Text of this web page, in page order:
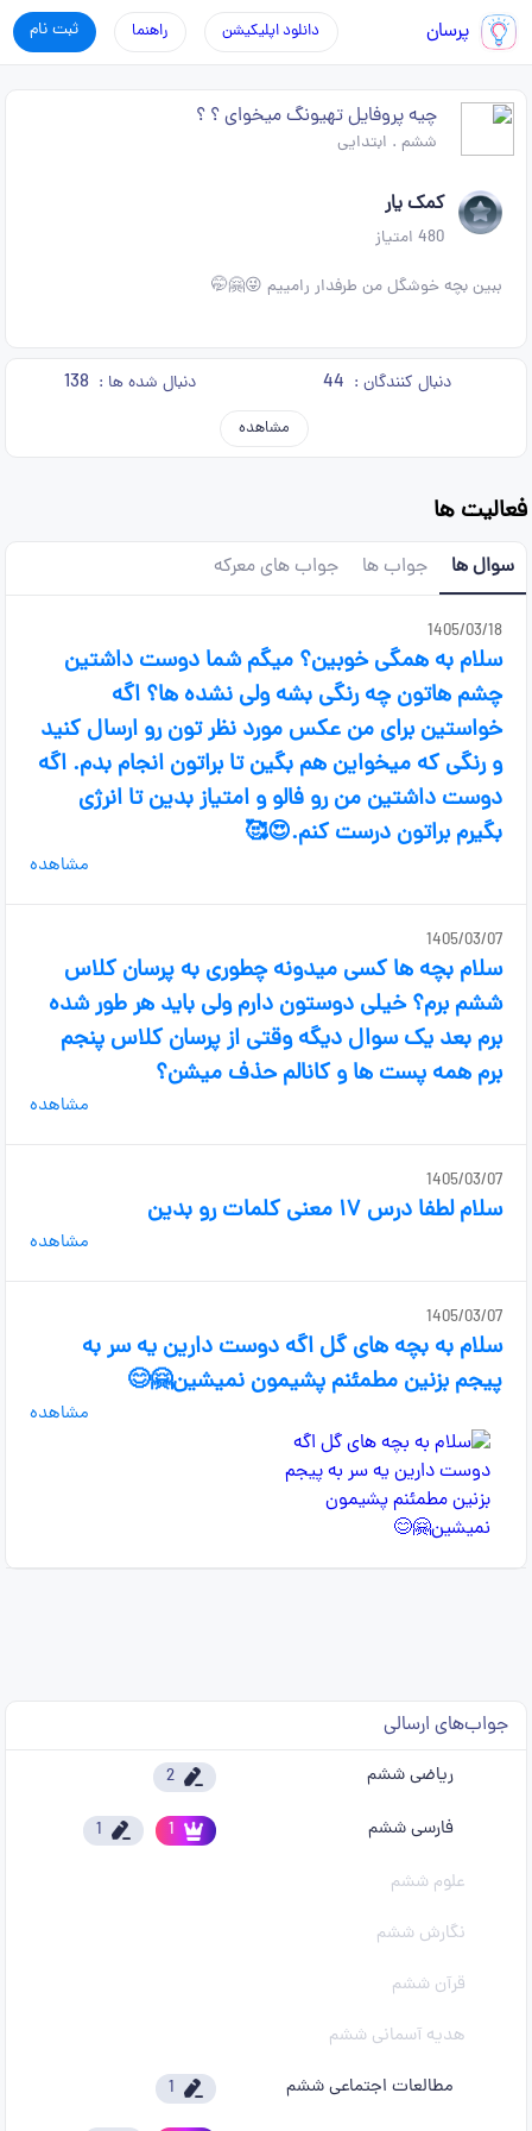
پرسان ثبت نام راهنما دانلود اپلیکیشن
چیه پروفایل تهیونگ میخوای ؟ ؟
ششم . ابتدایی
کمک یار
480 امتیاز
ببین بچه خوشگل من طرفدار رامییم 😜🤗🤭
دنبال کنندگان : 44 دنبال شده ها : 138
مشاهده
فعالیت ها
سوال ها جواب ها جواب های معرکه
1405/03/18
سلام به همگی خوبین؟ میگم شما دوست داشتین
چشم هاتون چه رنگی بشه ولی نشده ها؟ اگه
خواستین برای من عکس مورد نظر تون رو ارسال کنید
و رنگی که میخواین هم بگین تا براتون انجام بدم. اگه
دوست داشتین من رو فالو و امتیاز بدین تا انرژی
بگیرم براتون درست کنم.😍🥰
مشاهده
1405/03/07
سلام بچه ها کسی میدونه چطوری به پرسان کلاس
ششم برم؟ خیلی دوستون دارم ولی باید هر طور شده
برم بعد یک سوال دیگه وقتی از پرسان کلاس پنجم
برم همه پست ها و کانالم حذف میشن؟
مشاهده
1405/03/07
سلام لطفا درس ۱۷ معنی کلمات رو بدین
مشاهده
1405/03/07
سلام به بچه های گل اگه دوست دارین یه سر به
پیجم بزنین مطمئنم پشیمون نمیشین🤗😊
مشاهده
جواب‌های ارسالی
ریاضی ششم 2
فارسی ششم 1
1
علوم ششم
نگارش ششم
قرآن ششم
هدیه آسمانی ششم
مطالعات اجتماعی ششم
1